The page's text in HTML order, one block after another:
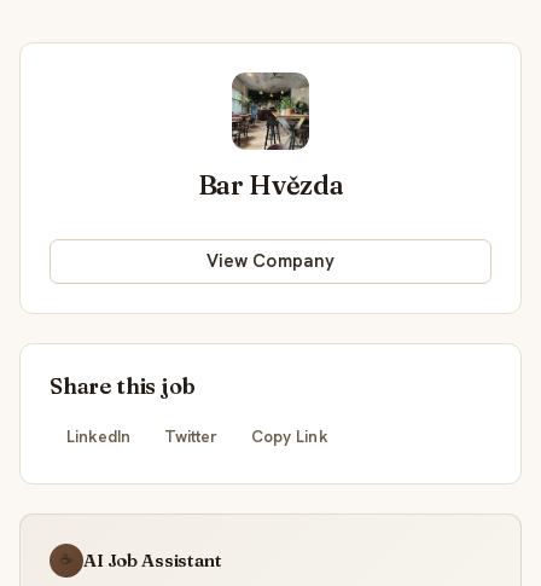
Bar Hvězda
View Company
Share this job
LinkedIn Twitter Copy Link
☕ AI Job Assistant